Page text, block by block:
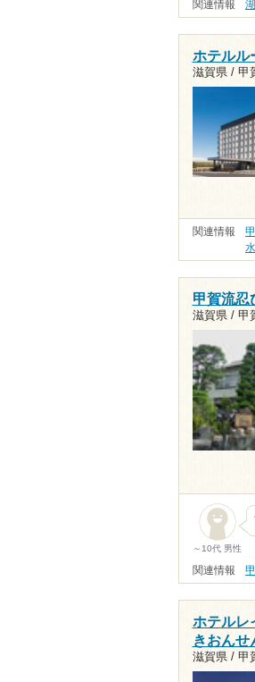
関連情報
ホテル
滋賀県 / 甲
関連情報
甲賀流忍
滋賀県 / 甲
～10代 男性
関連情報
ホテルレ
きおんせ
滋賀県 / 甲